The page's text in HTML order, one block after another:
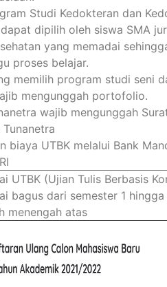
Studi Kedokteran dan
dipilih oleh siswa SMA
yang memadai
proses belajar.
memilih program studi seni
mengunggah portofolio.
wajib mengunggah
biaya UTBK melalui Bank
UTBK (Ujian Tulis Berbasis
bagus dari semester 1
menengah atas